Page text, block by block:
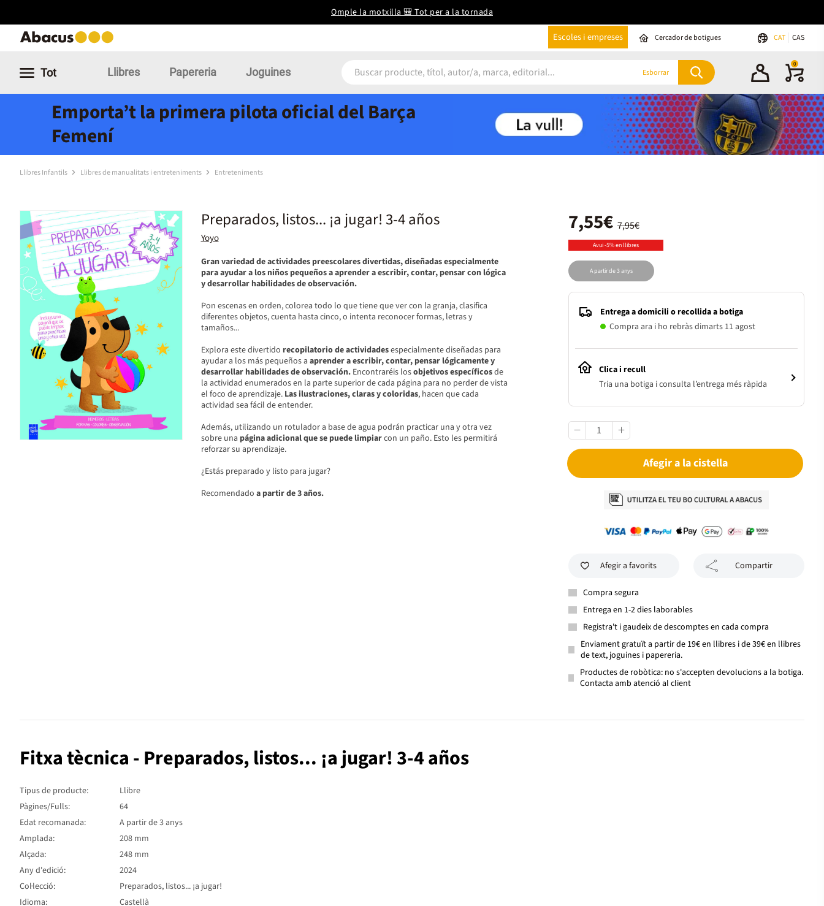
Omple la motxilla 🎒 Tot per a la tornada
Escoles i empreses Cercador de botigues CAT CAS
Tot Llibres Papereria Joguines Esborrar
0
Emporta’t la primera pilota oficial del Barça
Femení
Llibres Infantils Llibres de manualitats i entreteniments Entreteniments
Preparados, listos... ¡a jugar! 3-4 años
Yoyo
Gran variedad de actividades preescolares divertidas, diseñadas especialmente
para ayudar a los niños pequeños a aprender a escribir, contar, pensar con lógica
y desarrollar habilidades de observación.
Pon escenas en orden, colorea todo lo que tiene que ver con la granja, clasifica
diferentes objetos, cuenta hasta cinco, o intenta reconocer formas, letras y
tamaños...
Explora este divertido recopilatorio de actividadesespecialmente diseñadas para
ayudar a los más pequeños a aprender a escribir, contar, pensar lógicamente y
desarrollar habilidades de observación.Encontraréis losobjetivos específicosde
la actividad enumerados en la parte superior de cada página para no perder de vista
el foco de aprendizaje. Las ilustraciones, claras y coloridas, hacen que cada
actividad sea fácil de entender.
Además, utilizando un rotulador a base de agua podrán practicar una y otra vez
sobre una página adicional que se puede limpiarcon un paño. Esto les permitirá
reforzar su aprendizaje.
¿Estás preparado y listo para jugar?
Recomendado a partir de 3 años.
7,95€
7,55€
Avui -5% en llibres
A partir de 3 anys
Entrega a domicili o recollida a botiga
Compra ara i ho rebràs dimarts 11 agost
Clica i recull
Tria una botiga i consulta l’entrega més ràpida
Afegir a la cistella
Afegir a favorits Compartir
Compra segura
Entrega en 1-2 dies laborables
Registra't i gaudeix de descomptes en cada compra
Enviament gratuït a partir de 19€ en llibres i de 39€ en llibres
de text, joguines i papereria.
Productes de robòtica: no s'accepten devolucions a la botiga.
Contacta amb atenció al client
Fitxa tècnica - Preparados, listos... ¡a jugar! 3-4 años
Tipus de producte:
Llibre
Pàgines/Fulls:
64
Edat recomanada:
A partir de 3 anys
Amplada:
208 mm
Alçada:
248 mm
Any d'edició:
2024
Col·lecció:
Preparados, listos... ¡a jugar!
Idioma:
Castellà